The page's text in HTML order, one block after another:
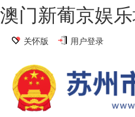
澳门新葡京娱
关怀版 用户登录